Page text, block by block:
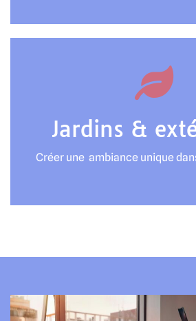
Jardins &
Créer une ambiance unique